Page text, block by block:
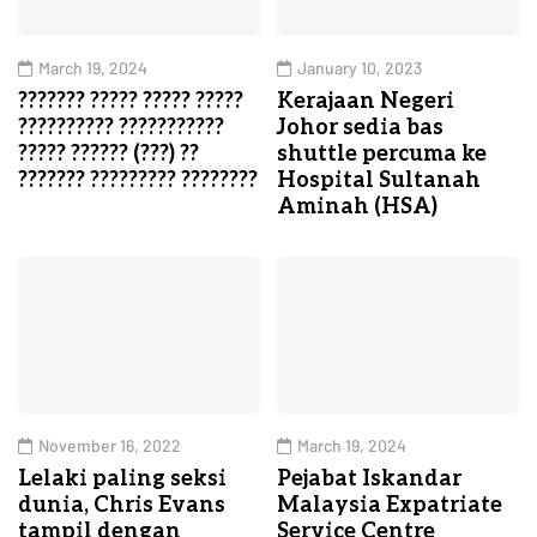
March 19, 2024
??????? ????? ????? ?????
?????????? ???????????
????? ?????? (???) ??
??????? ????????? ????????
January 10, 2023
Kerajaan Negeri
Johor sedia bas
shuttle percuma ke
Hospital Sultanah
Aminah (HSA)
November 16, 2022
Lelaki paling seksi
dunia, Chris Evans
tampil dengan
March 19, 2024
Pejabat Iskandar
Malaysia Expatriate
Service Centre